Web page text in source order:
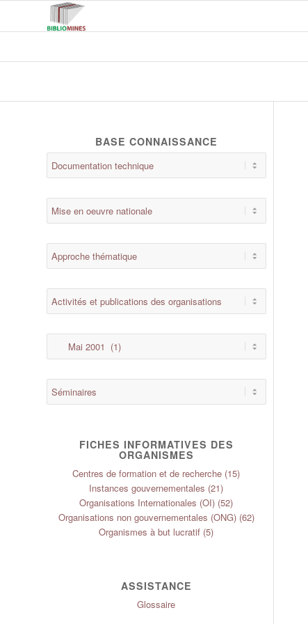
BASE CONNAISSANCE
FICHES INFORMATIVES DES
ORGANISMES
Centres de formation et de recherche (15)
Instances gouvernementales (21)
Organisations Internationales (OI) (52)
Organisations non gouvernementales (ONG)(62)
Organismes à but lucratif (5)
ASSISTANCE
Glossaire